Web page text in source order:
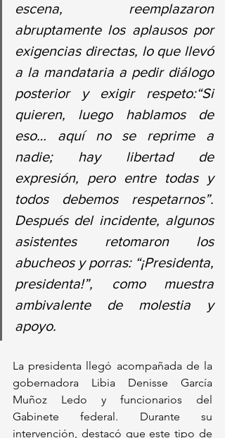
escena, reemplazaron
abruptamente los aplausos por
exigencias directas, lo que llevó
a la mandataria a pedir diálogo
posterior y exigir respeto:“Si
quieren, luego hablamos de
eso… aquí no se reprime a
nadie; hay libertad de
expresión, pero entre todas y
todos debemos respetarnos”.
Después del incidente, algunos
asistentes retomaron los
abucheos y porras: “¡Presidenta,
presidenta!”, como muestra
ambivalente de molestia y
apoyo.
La presidenta llegó acompañada de la
gobernadora Libia Denisse García
Muñoz Ledo y funcionarios del
Gabinete federal. Durante su
intervención, destacó que este tipo de